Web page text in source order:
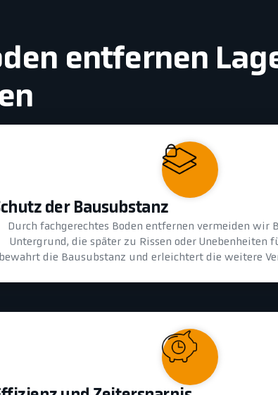
entfernen
der Bausubstanz
Durch fachgerechtes Boden entfernen vermeiden wir
Untergrund, die später zu Rissen oder Unebenheiten
bewahrt die Bausubstanz und erleichtert die weitere